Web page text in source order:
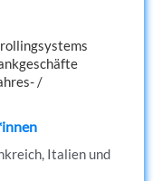
/
Italien und